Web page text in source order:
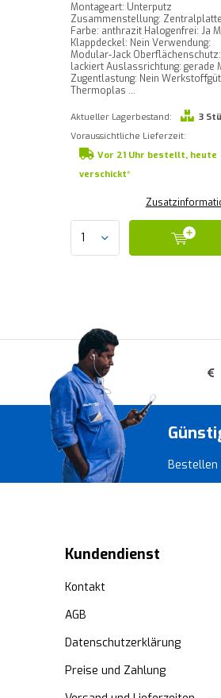
Montageart: Unterputz
Zusammenstellung: Zentralplatte
Farbe: anthrazit Halogenfrei: Ja
Klappdeckel: Nein Verwendung:
Modular-Jack Oberflächenschutz:
lackiert Auslassrichtung: gerade
Zugentlastung: Nein
Thermoplas ...
Aktueller Lagerbestand:
3
Voraussichtliche Lieferzeit:
Vor 21 Uhr bestellt, heute
verschickt*
Bestellen
Kundendienst
Kontakt
AGB
Datenschutzerklärung
Preise und Zahlung